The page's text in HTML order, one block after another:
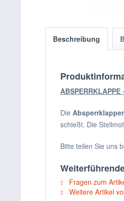
Beschreibung
ABSPERRKLAPPE
Die
schießt. Die
Bitte teilen Sie uns
Fragen zum
Weitere Artikel